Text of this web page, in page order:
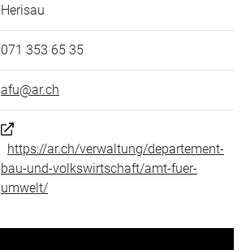
Herisau
071 353 65 35
afu@ar.ch
https://ar.ch/verwaltung/departement-
bau-und-volkswirtschaft/amt-fuer-
umwelt/